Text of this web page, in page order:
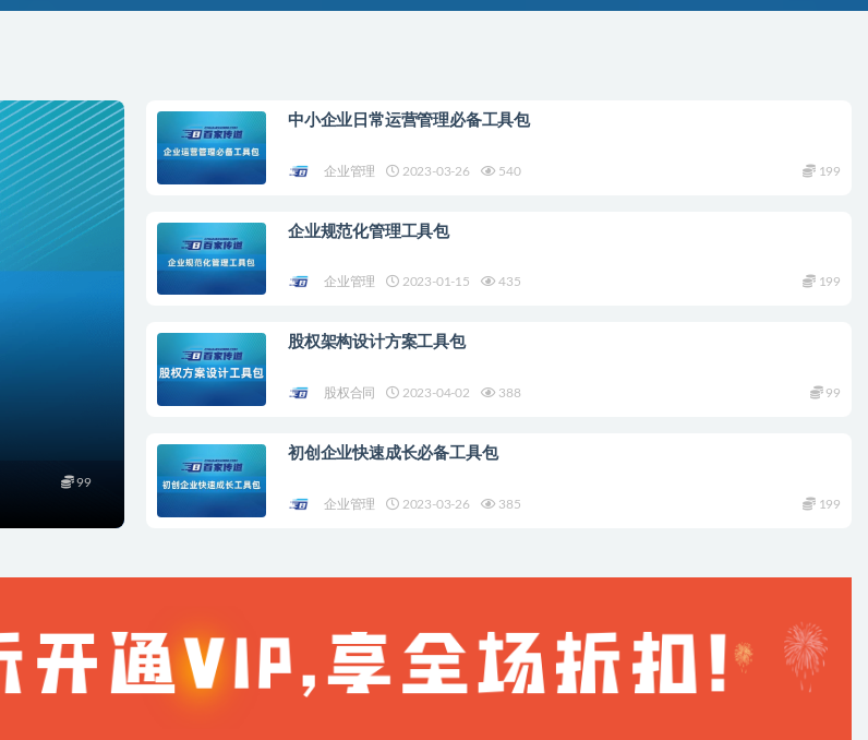
99
中小企业日常运营管理必备工具包
企业管理 2023-03-26 540 199
企业规范化管理工具包
企业管理 2023-01-15 435 199
股权架构设计方案工具包
股权合同 2023-04-02 388 99
初创企业快速成长必备工具包
企业管理 2023-03-26 385 199